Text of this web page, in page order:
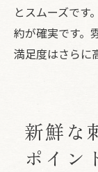
とスムーズです
約が確実です。
満足度はさらに
新鮮な
ポイン